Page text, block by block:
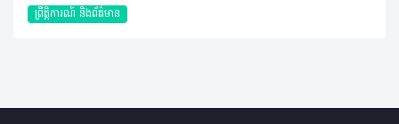
ព្រឹត្តិការណ៍ និងព័ត៌មាន